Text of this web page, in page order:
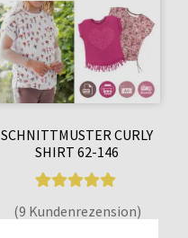
SCHNITTMUSTER CURLY
SHIRT 62-146
5.00von 5,
(9 Kundenrezension)